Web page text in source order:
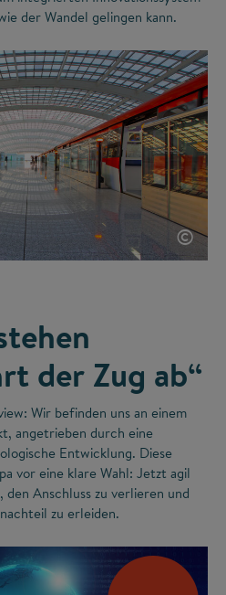
der Wandel gelingen kann.
©
der Zug ab“
Wir befinden uns an einem
angetrieben durch eine
Entwicklung. Diese
vor eine klare Wahl: Jetzt agil
Anschluss zu verlieren und
zu erleiden.